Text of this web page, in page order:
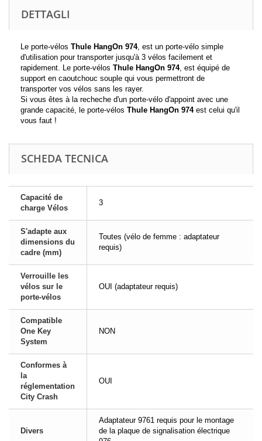
DETTAGLI
Le porte-vélos Thule HangOn 974, est un porte-vélo simple
d'utilisation pour transporter jusqu'à 3 vélos facilement et
rapidement. Le porte-vélos Thule HangOn 974, est équipé de
support en caoutchouc souple qui vous permettront de
transporter vos vélos sans les rayer.
Si vous êtes à la recheche d'un porte-vélo d'appoint avec une
grande capacité, le porte-vélos Thule HangOn 974 est celui qu'il
vous faut !
SCHEDA TECNICA
Capacité de
charge Vélos
3
S'adapte aux
dimensions du
cadre (mm)
Toutes (vélo de femme : adaptateur
requis)
Verrouille les
vélos sur le
porte-vélos
OUI (adaptateur requis)
Compatible
One Key
System
NON
Conformes à
la
réglementation
City Crash
OUI
Divers
Adaptateur 9761 requis pour le montage
de la plaque de signalisation électrique